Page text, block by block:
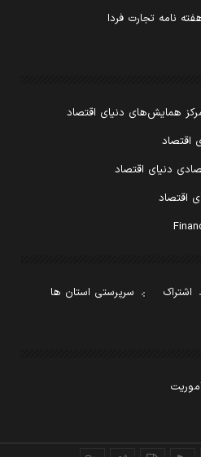
نامه تجارت فردا
همایش‌های دنیای اقتصاد
اقتصاد
دنیای اقتصاد
اقتصاد
اشتراک
سرپرستی استان ها